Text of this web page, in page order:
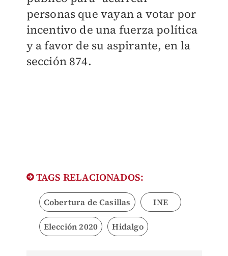
personas que vayan a votar por
incentivo de una fuerza política
y a favor de su aspirante, en la
sección 874.
TAGS RELACIONADOS:
Cobertura de Casillas INE
Elección 2020 Hidalgo